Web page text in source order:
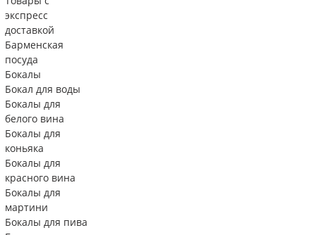
экспресс
доставкой
Барменская
посуда
Бокалы
Бокал для воды
Бокалы для
белого вина
Бокалы для
коньяка
Бокалы для
красного вина
Бокалы для
мартини
Бокалы для пива